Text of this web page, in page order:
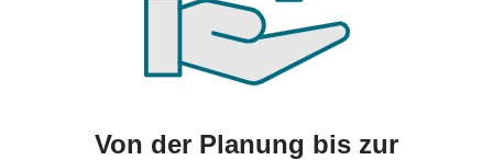
Von der Planung bis zur